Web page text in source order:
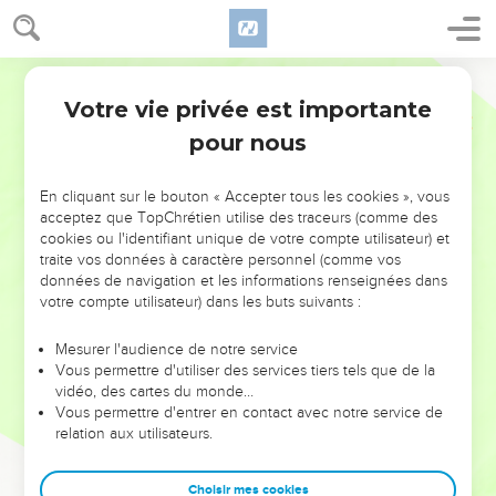
NE MANQUEZ PAS L’ÉVÉNEMENT
DE L’ANNÉE !
ET SI LEURS ERREURS POUVAIENT VOUS ÉVITER LES
VOTRES ?
leur foi ou leur vision. Mais on voit moins les doutes, les erreurs
et les saisons difficiles qu'ils ont traversés, alors même que ce
sont elles qui les ont façonnés.
Dans cette conférence, leaders, entrepreneurs, et responsables
clés pour avancer avec plus de sagesse afin que leurs erreurs
Votre vie privée est importante
pour nous
En cliquant sur le bouton « Accepter tous les cookies », vous
acceptez que TopChrétien utilise des traceurs (comme des
cookies ou l'identifiant unique de votre compte utilisateur) et
traite vos données à caractère personnel (comme vos
données de navigation et les informations renseignées dans
votre compte utilisateur) dans les buts suivants :
Mesurer l'audience de notre service
Vous permettre d'utiliser des services tiers tels que de la
vidéo, des cartes du monde…
Vous permettre d'entrer en contact avec notre service de
relation aux utilisateurs.
Choisir mes cookies